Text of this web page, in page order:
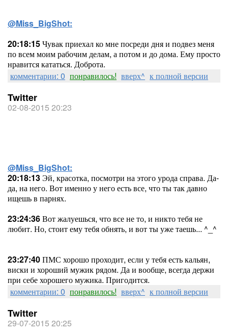
@Miss_BigShot:
20:18:15Чувак приехал ко мне посреди дня и подвез меня
по всем моим рабочим делам, а потом и до дома. Ему просто
нравится кататься. Доброта.
комментарии: 0 понравилось! вверх^ к полной версии
Twitter
02-08-2015 20:23
@Miss_BigShot:
20:18:13Эй, красотка, посмотри на этого урода справа. Да-
да, на него. Вот именно у него есть все, что ты так давно
ищешь в парнях.
23:24:36Вот жалуешься, что все не то, и никто тебя не
любит. Но, стоит ему тебя обнять, и вот ты уже таешь... ^_^
23:27:40ПМС хорошо проходит, если у тебя есть кальян,
виски и хороший мужик рядом. Да и вообще, всегда держи
при себе хорошего мужика. Пригодится.
комментарии: 0 понравилось! вверх^ к полной версии
Twitter
29-07-2015 20:25